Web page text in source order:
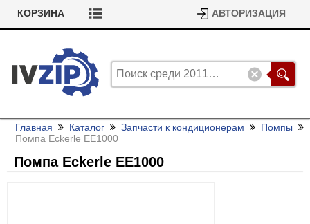
КОРЗИНА АВТОРИЗАЦИЯ
Главная Каталог Запчасти к кондиционерам
Помпы
Помпа Eckerle EE1000
Помпа Eckerle EE1000